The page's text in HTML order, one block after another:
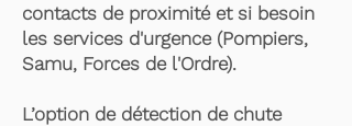
contacts de proximité et si besoin
les services d'urgence (Pompiers,
Samu, Forces de l'Ordre).
L’option de détection de chute